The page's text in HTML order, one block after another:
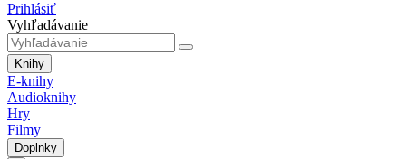
Prihlásiť
Vyhľadávanie
Knihy
E-knihy
Audioknihy
Hry
Filmy
Doplnky